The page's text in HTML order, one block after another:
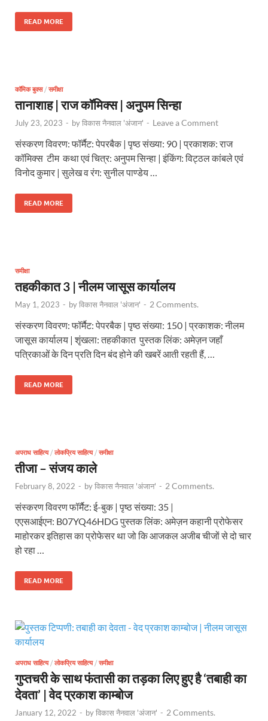
READ MORE
कॉमिक बुक्स/ समीक्षा
तानाशाह | राज कॉमिक्स | अनुपम सिन्हा
July 23, 2023 - byविकास नैनवाल 'अंजान' - Leave a Comment
संस्करण विवरण: फॉर्मैट: पेपरबैक | पृष्ठ संख्या: 90 | प्रकाशक: राज
कॉमिक्स टीम कथा एवं चित्र: अनुपम सिन्हा | इंकिंग: विट्ठल कांबले एवं
विनोद कुमार | सुलेख व रंग: सुनील पाण्डेय …
READ MORE
समीक्षा
तहकीकात 3 | नीलम जासूस कार्यालय
May 1, 2023 - byविकास नैनवाल 'अंजान' - 2 Comments.
संस्करण विवरण: फॉर्मैट: पेपरबैक | पृष्ठ संख्या: 150 | प्रकाशक: नीलम
जासूस कार्यालय | शृंखला: तहकीकात पुस्तक लिंक: अमेज़न जहाँ
पत्रिकाओं के दिन प्रति दिन बंद होने की खबरें आती रहती हैं, …
READ MORE
अपराध साहित्य/ लोकप्रिय साहित्य/ समीक्षा
तीजा – संजय काले
February 8, 2022 - byविकास नैनवाल 'अंजान' - 2 Comments.
संस्करण विवरण फॉर्मैट: ई-बुक | पृष्ठ संख्या: 35 |
एएसआईएन: B07YQ46HDG पुस्तक लिंक: अमेज़न कहानी प्रोफेसर
माहोरकर इतिहास का प्रोफेसर था जो कि आजकल अजीब चीजों से दो चार
हो रहा …
READ MORE
अपराध साहित्य/ लोकप्रिय साहित्य/ समीक्षा
गुप्तचरी के साथ फंतासी का तड़का लिए हुए है ‘तबाही का
देवता’ | वेद प्रकाश काम्बोज
January 12, 2022 - byविकास नैनवाल 'अंजान' - 2 Comments.